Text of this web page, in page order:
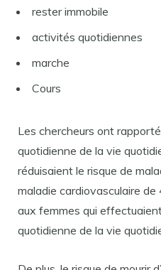
rester immobile
activités quotidiennes
marche
Cours
Les chercheurs ont
quotidienne de la vie
réduisaient le risque de
maladie cardiovasculaire
aux femmes qui
quotidienne de la vie